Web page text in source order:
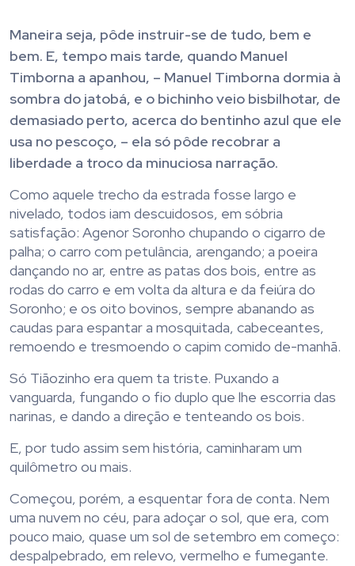
Maneira seja, pôde instruir-se de tudo, bem e
bem. E, tempo mais tarde, quando Manuel
Timborna a apanhou, – Manuel Timborna dormia à
sombra do jatobá, e o bichinho veio bisbilhotar, de
demasiado perto, acerca do bentinho azul que ele
usa no pescoço, – ela só pôde recobrar a
liberdade a troco da minuciosa narração.
Como aquele trecho da estrada fosse largo e
nivelado, todos iam descuidosos, em sóbria
satisfação: Agenor Soronho chupando o cigarro de
palha; o carro com petulância, arengando; a poeira
dançando no ar, entre as patas dos bois, entre as
rodas do carro e em volta da altura e da feiúra do
Soronho; e os oito bovinos, sempre abanando as
caudas para espantar a mosquitada, cabeceantes,
remoendo e tresmoendo o capim comido de-manhã.
Só Tiãozinho era quem ta triste. Puxando a
vanguarda, fungando o fio duplo que lhe escorria das
narinas, e dando a direção e tenteando os bois.
E, por tudo assim sem história, caminharam um
quilômetro ou mais.
Começou, porém, a esquentar fora de conta. Nem
uma nuvem no céu, para adoçar o sol, que era, com
pouco maio, quase um sol de setembro em começo:
despalpebrado, em relevo, vermelho e fumegante.